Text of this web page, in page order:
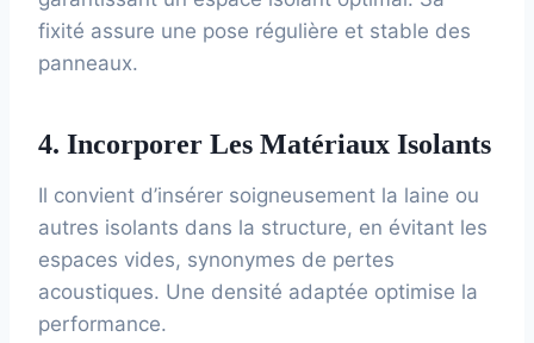
fixité assure une pose régulière et stable des
panneaux.
4. Incorporer Les Matériaux Isolants
Il convient d’insérer soigneusement la laine ou
autres isolants dans la structure, en évitant les
espaces vides, synonymes de pertes
acoustiques. Une densité adaptée optimise la
performance.